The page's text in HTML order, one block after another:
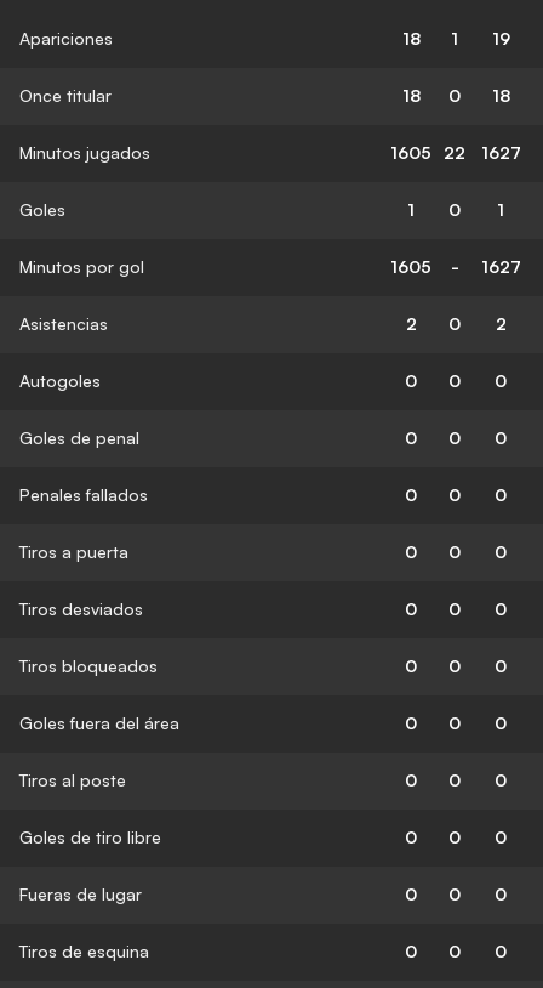
Apariciones 18 1 19
Once titular 18 0 18
Minutos jugados 1605 22 1627
Goles 1 0 1
Minutos por gol 1605 - 1627
Asistencias 2 0 2
Autogoles 0 0 0
Goles de penal 0 0 0
Penales fallados 0 0 0
Tiros a puerta 0 0 0
Tiros desviados 0 0 0
Tiros bloqueados 0 0 0
Goles fuera del área 0 0 0
Tiros al poste 0 0 0
Goles de tiro libre 0 0 0
Fueras de lugar 0 0 0
Tiros de esquina 0 0 0